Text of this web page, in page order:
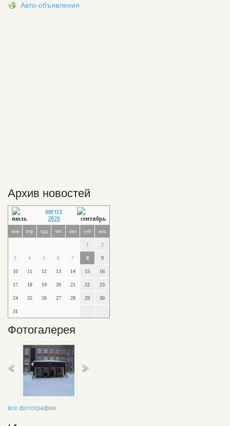
Авто-объявления
Архив новостей
август
2026
пон втр срд чет пят суб вск
1 2
3 4 5 6 7 8 9
10 11 12 13 14 15 16
17 18 19 20 21 22 23
24 25 26 27 28 29 30
31
Фотогалерея
все фотографии